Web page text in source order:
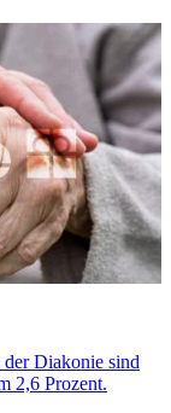
Diakonie sind
2,6 Prozent.